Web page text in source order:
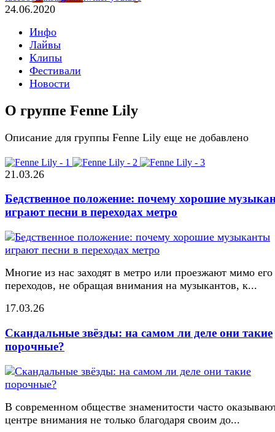
24.06.2020
Инфо
Лайвы
Клипы
Фестивали
Новости
О группе Fenne Lily
Описание для группы Fenne Lily еще не добавлено
21.03.26
Бедственное положение: почему хорошие
играют песни в переходах метро
Многие из нас заходят в метро или проезжают мимо его
переходов, не обращая внимания на музыкантов, к...
17.03.26
Скандальные звёзды: на самом ли деле они такие
порочные?
В современном обществе знаменитости часто
центре внимания не только благодаря своим до...